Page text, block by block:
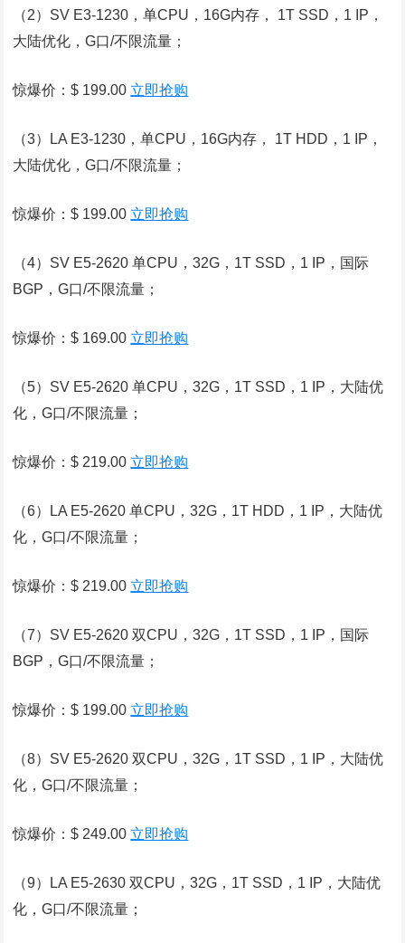
（2）SV E3-1230，单CPU，16G内存， 1T SSD，1 IP，
大陆优化，G口/不限流量；
惊爆价：$ 199.00 立即抢购
（3）LA E3-1230，单CPU，16G内存， 1T HDD，1 IP，
大陆优化，G口/不限流量；
惊爆价：$ 199.00 立即抢购
（4）SV E5-2620 单CPU，32G，1T SSD，1 IP，国际
BGP，G口/不限流量；
惊爆价：$ 169.00 立即抢购
（5）SV E5-2620 单CPU，32G，1T SSD，1 IP，大陆优
化，G口/不限流量；
惊爆价：$ 219.00 立即抢购
（6）LA E5-2620 单CPU，32G，1T HDD，1 IP，大陆优
化，G口/不限流量；
惊爆价：$ 219.00 立即抢购
（7）SV E5-2620 双CPU，32G，1T SSD，1 IP，国际
BGP，G口/不限流量；
惊爆价：$ 199.00 立即抢购
（8）SV E5-2620 双CPU，32G，1T SSD，1 IP，大陆优
化，G口/不限流量；
惊爆价：$ 249.00 立即抢购
（9）LA E5-2630 双CPU，32G，1T SSD，1 IP，大陆优
化，G口/不限流量；